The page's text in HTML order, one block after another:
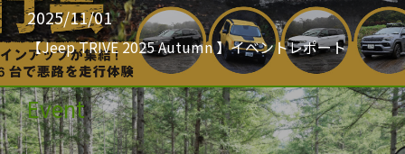
2025/11/01
【Jeep TRIVE 2025 Autumn 】イベントレポート
Event